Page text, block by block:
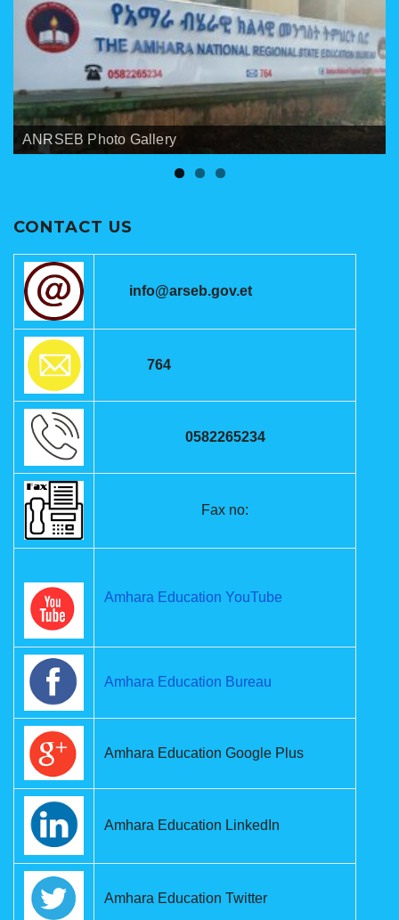
ANRSEB Photo Gallery
Banners
Meetings
CONTACT US
info@arseb.gov.et
764
0582265234
Fax no:
Amhara Education YouTube
Amhara Education Bureau
Amhara Education Google Plus
Amhara Education LinkedIn
Amhara Education Twitter